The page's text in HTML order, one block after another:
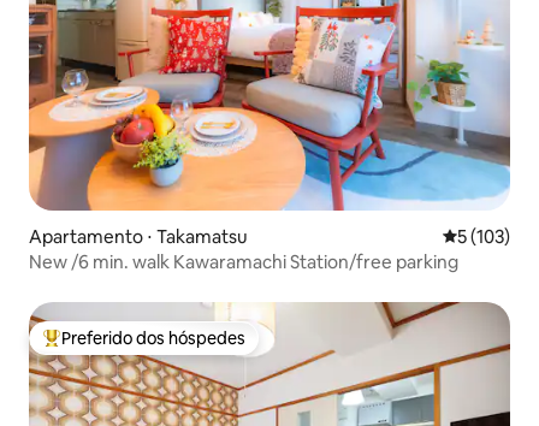
Apartamento ⋅ Takamatsu 5 de uma
5 (103)
New /6 min. walk Kawaramachi Station/free parking
Entre os melhores preferidos dos hóspedes
Preferido dos hóspedes